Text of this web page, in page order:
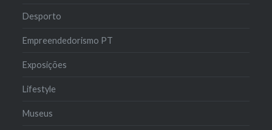
Desporto
Empreendedorismo PT
Exposições
Lifestyle
Museus